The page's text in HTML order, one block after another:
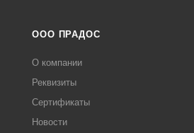
ООО ПРАДОС
О компании
Реквизиты
Сертификаты
Новости